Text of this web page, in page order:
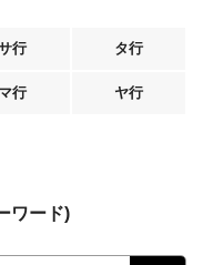
行 タ行
マ行 ヤ行
ワード)